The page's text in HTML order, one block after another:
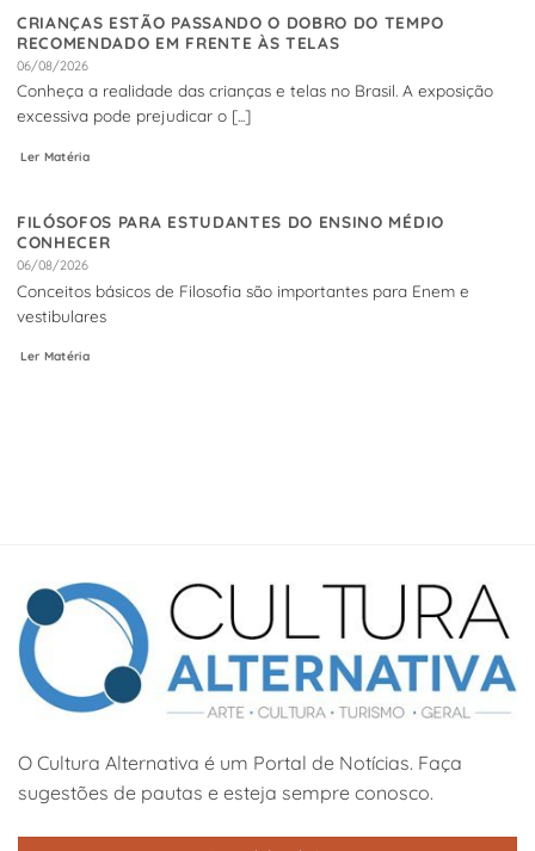
CRIANÇAS ESTÃO PASSANDO O DOBRO DO TEMPO
RECOMENDADO EM FRENTE ÀS TELAS
06/08/2026
Conheça a realidade das crianças e telas no Brasil. A exposição
excessiva pode prejudicar o [...]
Ler Matéria
FILÓSOFOS PARA ESTUDANTES DO ENSINO MÉDIO
CONHECER
06/08/2026
Conceitos básicos de Filosofia são importantes para Enem e
vestibulares
Ler Matéria
O Cultura Alternativa é um Portal de Notícias. Faça
sugestões de pautas e esteja sempre conosco.